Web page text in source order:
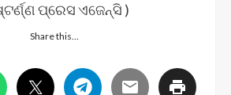
ପ୍ରେସ ଏଜେନ୍ସି )
Share this…